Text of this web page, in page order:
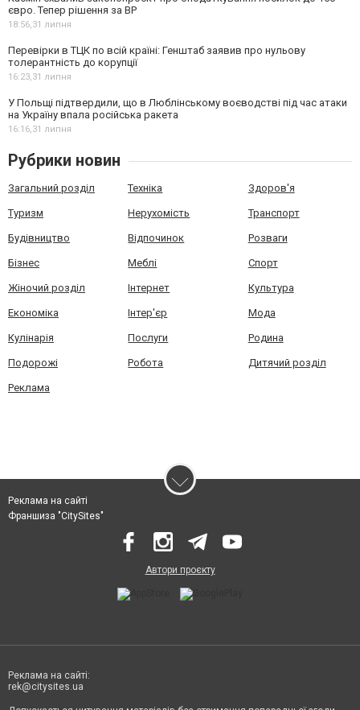
євро. Тепер рішення за ВР
18:56,31 липня
Перевірки в ТЦК по всій країні: Генштаб заявив про нульову
толерантність до корупції
16:23,31 липня
У Польщі підтвердили, що в Люблінському воєводстві під час атаки
на Україну впала російська ракета
16:16,31 липня
Рубрики новин
Загальний розділ Техніка Здоров'я
Туризм Нерухомість Транспорт
Будівництво Відпочинок Розваги
Бізнес Меблі Спорт
Жіночий розділ Інтернет Культура
Економіка Інтер'єр Мода
Кулінарія Послуги Родина
Подорожі Робота Дитячий розділ
Реклама
Реклама на сайті
Франшиза "CitySites"
Автори проєкту
Реклама на сайті:
rek@citysites.ua